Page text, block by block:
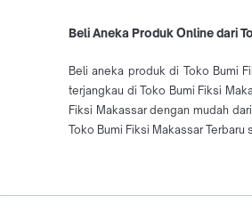
Beli Aneka Produk Online dari
Beli aneka produk di Toko Bumi
terjangkau di Toko Bumi Fiksi
Fiksi Makassar dengan mudah
Toko Bumi Fiksi Makassar